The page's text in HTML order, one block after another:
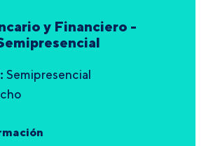
y Financiero -
Semipresencial